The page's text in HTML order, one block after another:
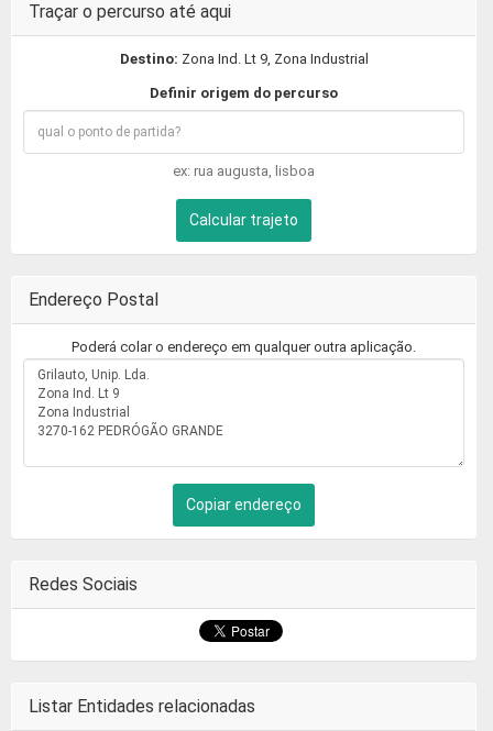
Traçar o percurso até aqui
Destino: Zona Ind. Lt 9, Zona Industrial
Definir origem do percurso
ex: rua augusta, lisboa
Calcular trajeto
Endereço Postal
Poderá colar o endereço em qualquer outra aplicação.
Copiar endereço
Redes Sociais
Listar Entidades relacionadas